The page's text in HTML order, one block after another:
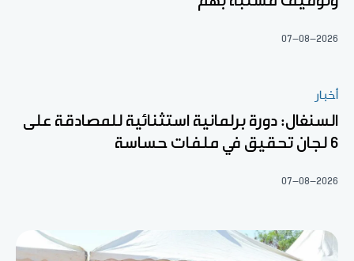
07-08-2026
أخبار
السنغال: دورة برلمانية استثنائية للمصادقة على
6 لجان تحقيق في ملفات حساسة
07-08-2026